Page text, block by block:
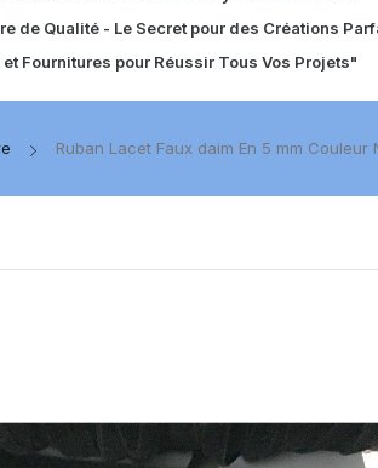
de Qualité - Le Secret pour des Créations
Fournitures pour Réussir Tous Vos Projets"
Ruban Lacet Faux daim En 5 mm